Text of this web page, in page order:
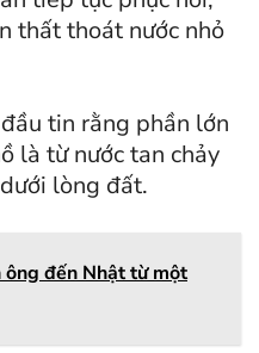
thất thoát nước nhỏ
tin rằng phần lớn
là từ nước tan chảy
lòng đất.
ông đến Nhật từ một